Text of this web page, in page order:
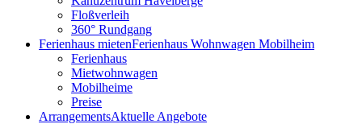
Floßverleih
360° Rundgang
Ferienhaus mietenFerienhaus Wohnwagen Mobilheim
Ferienhaus
Mietwohnwagen
Mobilheime
Preise
ArrangementsAktuelle Angebote